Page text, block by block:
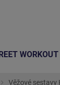
Věžové sestavy
WORKOUT